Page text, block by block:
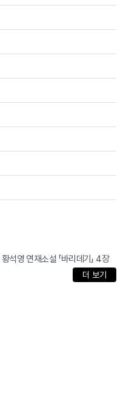
석영 연재소설 「바리데기」 4장
더 보기